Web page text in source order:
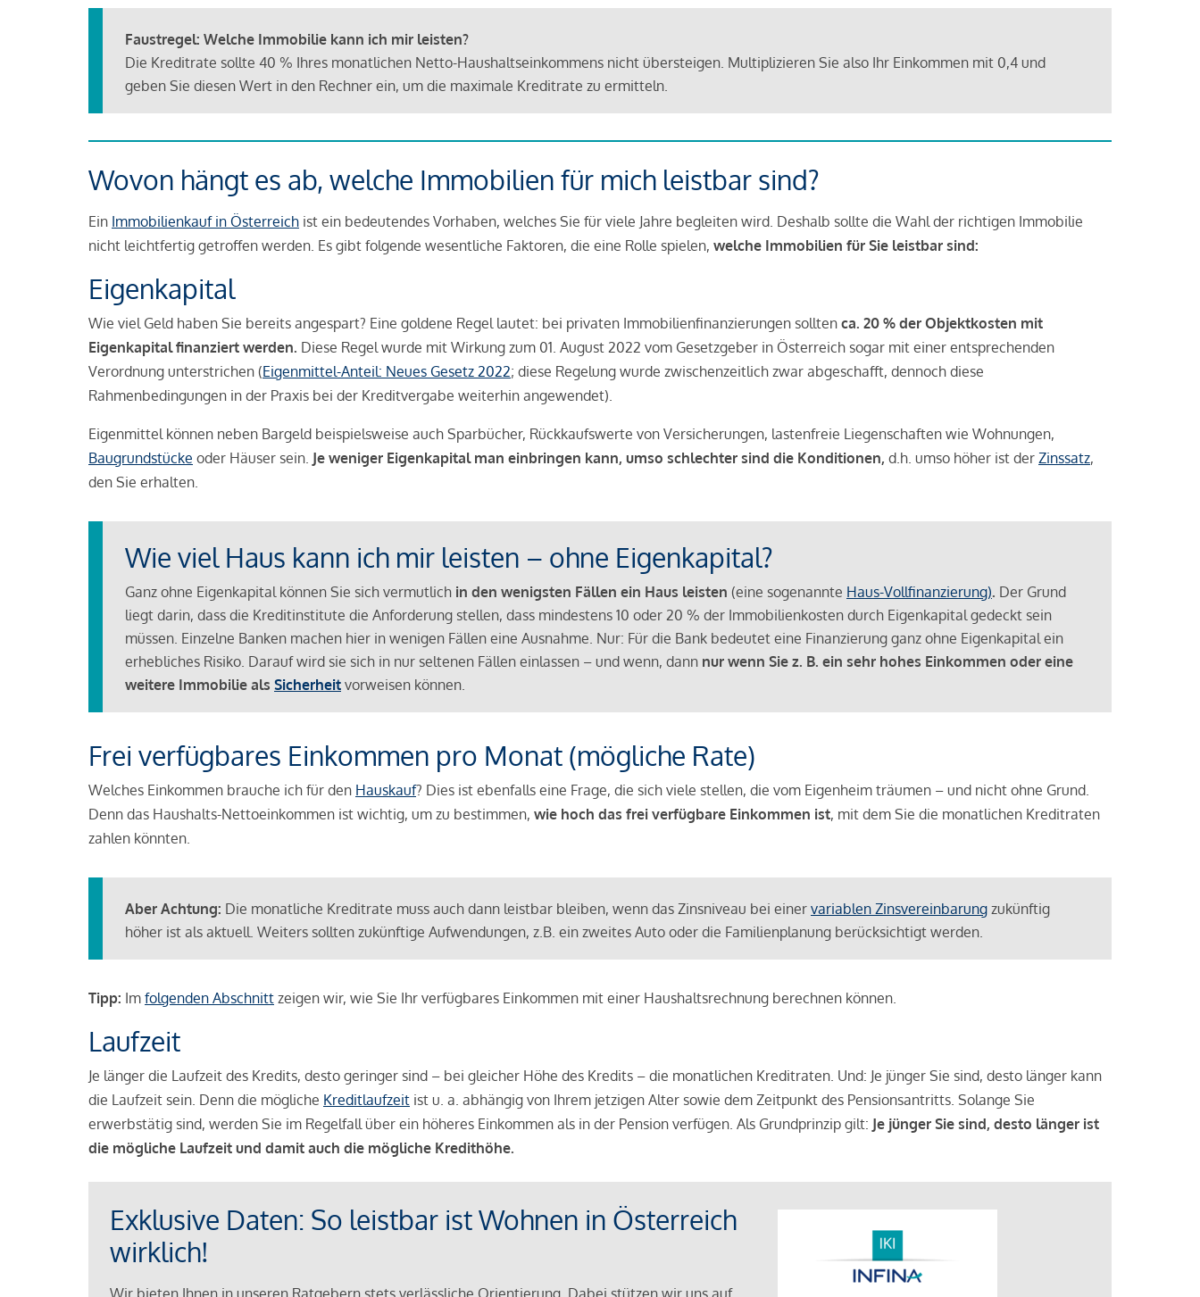
Faustregel: Welche Immobilie kann ich mir leisten?
Die Kreditrate sollte 40 % Ihres monatlichen Netto-Haushaltseinkommens nicht übersteigen. Multiplizieren Sie also Ihr Einkommen mit 0,4 und
geben Sie diesen Wert in den Rechner ein, um die maximale Kreditrate zu ermitteln.
Wovon hängt es ab, welche Immobilien für mich leistbar sind?
Ein Immobilienkauf in Österreich ist ein bedeutendes Vorhaben, welches Sie für viele Jahre begleiten wird. Deshalb sollte die Wahl der richtigen Immobilie
nicht leichtfertig getroffen werden. Es gibt folgende wesentliche Faktoren, die eine Rolle spielen, welche Immobilien für Sie leistbar sind:
Eigenkapital
Wie viel Geld haben Sie bereits angespart? Eine goldene Regel lautet: bei privaten Immobilienfinanzierungen sollten ca. 20 % der Objektkosten mit
Eigenkapital finanziert werden. Diese Regel wurde mit Wirkung zum 01. August 2022 vom Gesetzgeber in Österreich sogar mit einer entsprechenden
Verordnung unterstrichen (Eigenmittel-Anteil: Neues Gesetz 2022; diese Regelung wurde zwischenzeitlich zwar abgeschafft, dennoch diese
Rahmenbedingungen in der Praxis bei der Kreditvergabe weiterhin angewendet).
Eigenmittel können neben Bargeld beispielsweise auch Sparbücher, Rückkaufswerte von Versicherungen, lastenfreie Liegenschaften wie Wohnungen,
Baugrundstücke oder Häuser sein. Je weniger Eigenkapital man einbringen kann, umso schlechter sind die Konditionen, d.h. umso höher ist der Zinssatz,
den Sie erhalten.
Wie viel Haus kann ich mir leisten – ohne Eigenkapital?
Ganz ohne Eigenkapital können Sie sich vermutlich in den wenigsten Fällen ein Haus leisten (eine sogenannte Haus-Vollfinanzierung). Der Grund
liegt darin, dass die Kreditinstitute die Anforderung stellen, dass mindestens 10 oder 20 % der Immobilienkosten durch Eigenkapital gedeckt sein
müssen. Einzelne Banken machen hier in wenigen Fällen eine Ausnahme. Nur: Für die Bank bedeutet eine Finanzierung ganz ohne Eigenkapital ein
erhebliches Risiko. Darauf wird sie sich in nur seltenen Fällen einlassen – und wenn, dann nur wenn Sie z. B. ein sehr hohes Einkommen oder eine
weitere Immobilie als Sicherheit vorweisen können.
Frei verfügbares Einkommen pro Monat (mögliche Rate)
Welches Einkommen brauche ich für den Hauskauf? Dies ist ebenfalls eine Frage, die sich viele stellen, die vom Eigenheim träumen – und nicht ohne Grund.
Denn das Haushalts-Nettoeinkommen ist wichtig, um zu bestimmen, wie hoch das frei verfügbare Einkommen ist, mit dem Sie die monatlichen Kreditraten
zahlen könnten.
Aber Achtung: Die monatliche Kreditrate muss auch dann leistbar bleiben, wenn das Zinsniveau bei einer variablen Zinsvereinbarung zukünftig
höher ist als aktuell. Weiters sollten zukünftige Aufwendungen, z.B. ein zweites Auto oder die Familienplanung berücksichtigt werden.
Tipp: Im folgenden Abschnitt zeigen wir, wie Sie Ihr verfügbares Einkommen mit einer Haushaltsrechnung berechnen können.
Laufzeit
Je länger die Laufzeit des Kredits, desto geringer sind – bei gleicher Höhe des Kredits – die monatlichen Kreditraten. Und: Je jünger Sie sind, desto länger kann
die Laufzeit sein. Denn die mögliche Kreditlaufzeit ist u. a. abhängig von Ihrem jetzigen Alter sowie dem Zeitpunkt des Pensionsantritts. Solange Sie
erwerbstätig sind, werden Sie im Regelfall über ein höheres Einkommen als in der Pension verfügen. Als Grundprinzip gilt: Je jünger Sie sind, desto länger ist
die mögliche Laufzeit und damit auch die mögliche Kredithöhe.
Exklusive Daten: So leistbar ist Wohnen in Österreich
wirklich!